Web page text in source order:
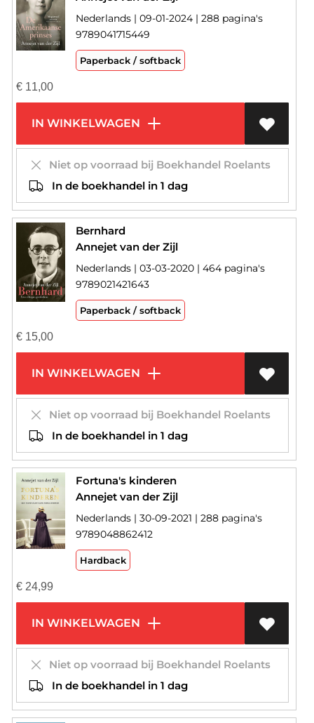
Nederlands | 09-01-2024 | 288 pagina's
9789041715449
Paperback / softback
€11,00
IN WINKELWAGEN
Niet op voorraad bij Boekhandel Roelants
In de boekhandel in 1 dag
Bernhard
Annejet van der Zijl
Nederlands | 03-03-2020 | 464 pagina's
9789021421643
Paperback / softback
€15,00
IN WINKELWAGEN
Niet op voorraad bij Boekhandel Roelants
In de boekhandel in 1 dag
Fortuna's kinderen
Annejet van der Zijl
Nederlands | 30-09-2021 | 288 pagina's
9789048862412
Hardback
€24,99
IN WINKELWAGEN
Niet op voorraad bij Boekhandel Roelants
In de boekhandel in 1 dag